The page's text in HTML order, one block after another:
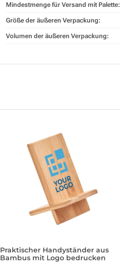
Mindestmenge für Versand mit Palette:
Größe der äußeren Verpackung:
Volumen der äußeren Verpackung:
Praktischer Handyständer aus
Bambus mit Logo bedrucken